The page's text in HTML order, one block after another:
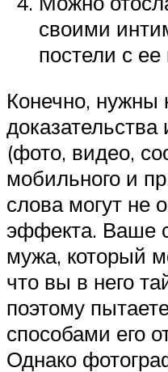
своими
постели с
Конечно, нужны
(фото, видео,
мобильного и
слова могут не
эффекта. Ваше
мужа, который
что вы в него
поэтому
способами его
Однако